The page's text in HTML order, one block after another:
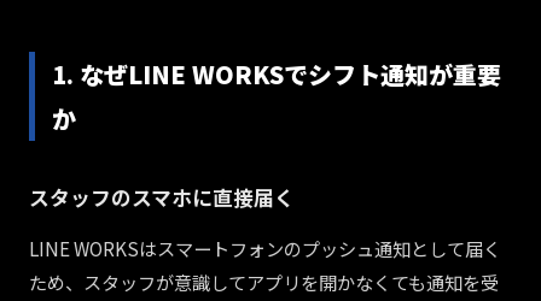
1. なぜLINE WORKSでシフト通知が重要
か
スタッフのスマホに直接届く
LINE WORKSはスマートフォンのプッシュ通知として届く
ため、スタッフが意識してアプリを開かなくても通知を受